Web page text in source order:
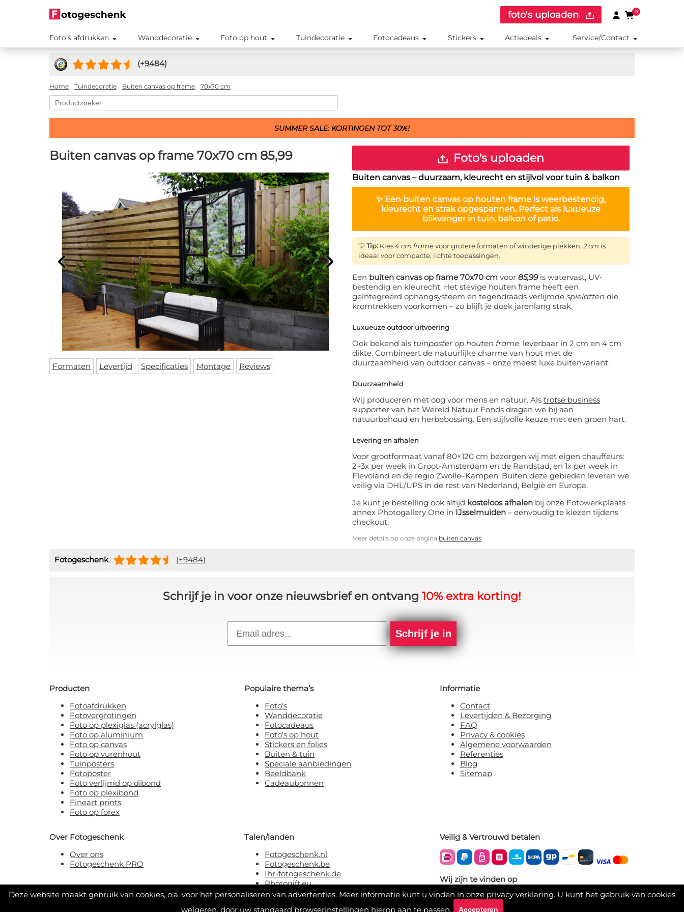
Deze website maakt gebruik van cookies, o.a. voor het personaliseren van advertenties. Meer informatie kunt u vinden in onze privacy verklaring. U kunt het gebruik van cookies
weigeren, door uw standaard browserinstellingen hierop aan te passen.
Accepteren
foto's uploaden 0
Foto's afdrukken Wanddecoratie Foto op hout Tuindecoratie Fotocadeaus Stickers Actiedeals Service/Contact
(+9484)
Home Tuindecoratie Buiten canvas op frame 70x70 cm
SUMMER SALE: KORTINGEN TOT 30%!
Buiten canvas op frame 70x70 cm 85,99
Formaten Levertijd Specificaties Montage Reviews
Foto's uploaden
Buiten canvas – duurzaam, kleurecht en stijlvol voor tuin & balkon
✨ Een buiten canvas op houten frame is weerbestendig,
kleurecht en strak opgespannen. Perfect als luxueuze
blikvanger in tuin, balkon of patio.
💡Tip: Kies4 cm framevoor grotere formaten of winderige plekken; 2 cm is
ideaal voor compacte, lichte toepassingen.
Een buiten canvas op frame 70x70 cm voor 85,99is watervast, UV-
bestendig en kleurecht. Het stevige houten frame heeft een
geïntegreerd ophangsysteem en tegendraads verlijmde spielatten die
kromtrekken voorkomen – zo blijft je doek jarenlang strak.
Luxueuze outdoor uitvoering
Ook bekend als tuinposter op houten frame, leverbaar in 2 cm en 4 cm
dikte. Combineert de natuurlijke charme van hout met de
duurzaamheid van outdoor canvas – onze meest luxe buitenvariant.
Duurzaamheid
Wij produceren met oog voor mens en natuur. Als trotse business
supporter van het Wereld Natuur Fonds dragen we bij aan
natuurbehoud en herbebossing. Een stijlvolle keuze met een groen hart.
Levering en afhalen
Voor grootformaat vanaf 80×120 cm bezorgen wij met eigen chauffeurs:
2–3x per week in Groot-Amsterdam en de Randstad, en 1x per week in
Flevoland en de regio Zwolle–Kampen. Buiten deze gebieden leveren we
veilig via DHL/UPS in de rest van Nederland, België en Europa.
Je kunt je bestelling ook altijd kosteloos afhalen bij onze Fotowerkplaats
annex Photogallery One in IJsselmuiden – eenvoudig te kiezen tijdens
checkout.
Meer details op onze pagina buiten canvas.
Fotogeschenk (+9484)
Schrijf je in voor onze nieuwsbrief en ontvang 10% extra korting!
Schrijf je in
Producten
Fotoafdrukken
Fotovergrotingen
Foto op plexiglas (acrylglas)
Foto op aluminium
Foto op canvas
Foto op vurenhout
Tuinposters
Fotoposter
Foto verlijmd op dibond
Foto op plexibond
Fineart prints
Foto op forex
Populaire thema’s
Foto's
Wanddecoratie
Fotocadeaus
Foto's op hout
Stickers en folies
Buiten & tuin
Speciale aanbiedingen
Beeldbank
Cadeaubonnen
Informatie
Contact
Levertijden & Bezorging
FAQ
Privacy & cookies
Algemene voorwaarden
Referenties
Blog
Sitemap
Over Fotogeschenk
Over ons
Fotogeschenk PRO
Talen/landen
Fotogeschenk.nl
Fotogeschenk.be
Ihr-fotogeschenk.de
Photogift.eu
Veilig & Vertrouwd betalen
Wij zijn te vinden op